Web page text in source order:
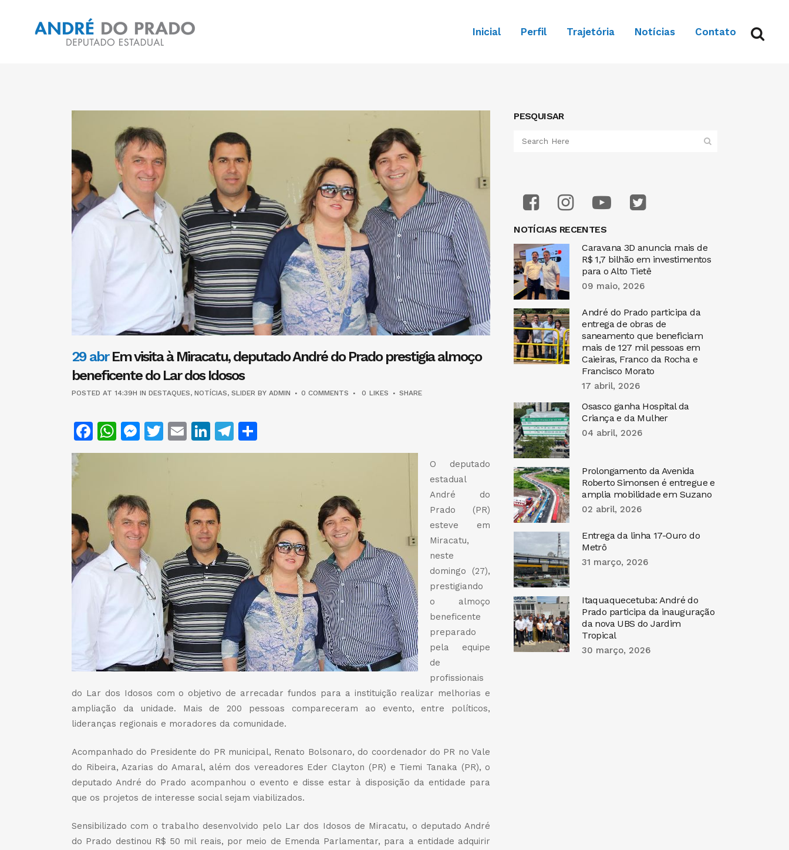
Inicial Perfil Trajetória Notícias Contato
29 abrEm visita à Miracatu, deputado André do Prado prestigia almoço
beneficente do Lar dos Idosos
POSTED AT 14:39H IN DESTAQUES, NOTÍCIAS, SLIDER BY ADMIN 0 COMMENTS 0 LIKES SHARE
Facebook
WhatsApp
Messenger
Twitter
EmailLinkedIn
Telegram
O deputado
estadual
André do
Prado (PR)
esteve em
Miracatu,
neste
domingo (27),
prestigiando
o almoço
beneficente
preparado
pela equipe
de
profissionais
do Lar dos Idosos com o objetivo de arrecadar fundos para a instituição realizar melhorias e
ampliação da unidade. Mais de 200 pessoas compareceram ao evento, entre políticos,
lideranças regionais e moradores da comunidade.
Acompanhado do Presidente do PR municipal, Renato Bolsonaro, do coordenador do PR no Vale
do Ribeira, Azarias do Amaral, além dos vereadores Eder Clayton (PR) e Tiemi Tanaka (PR), o
deputado André do Prado acompanhou o evento e disse estar à disposição da entidade para
que os projetos de interesse social sejam viabilizados.
Sensibilizado com o trabalho desenvolvido pelo Lar dos Idosos de Miracatu, o deputado André
do Prado destinou R$ 50 mil reais, por meio de Emenda Parlamentar, para a entidade adquirir
PESQUISAR
NOTÍCIAS RECENTES
Caravana 3D anuncia mais de
R$ 1,7 bilhão em investimentos
para o Alto Tietê
09 maio, 2026
André do Prado participa da
entrega de obras de
saneamento que beneficiam
mais de 127 mil pessoas em
Caieiras, Franco da Rocha e
Francisco Morato
17 abril, 2026
Osasco ganha Hospital da
Criança e da Mulher
04 abril, 2026
Prolongamento da Avenida
Roberto Simonsen é entregue e
amplia mobilidade em Suzano
02 abril, 2026
Entrega da linha 17-Ouro do
Metrô
31 março, 2026
Itaquaquecetuba: André do
Prado participa da inauguração
da nova UBS do Jardim
Tropical
30 março, 2026